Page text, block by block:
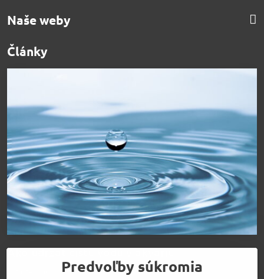
Naše weby
Články
Ako udržať čistú vodu v akváriu
Predvoľby súkromia